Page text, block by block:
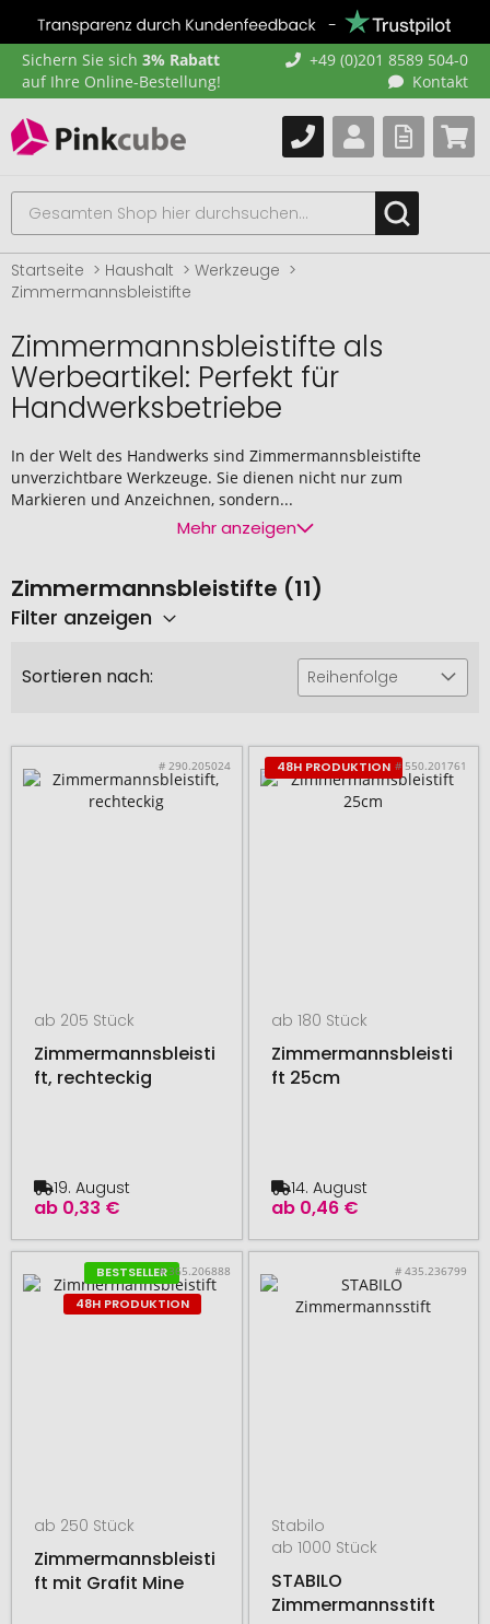
Sichern Sie sich 3% Rabatt
auf Ihre Online-Bestellung!
+49 (0)201 8589 504-0
Kontakt
Startseite Haushalt
Werkzeuge
Zimmermannsbleistifte
Zimmermannsbleistifte als
Werbeartikel: Perfekt für
Handwerksbetriebe
In der Welt des Handwerks sind Zimmermannsbleistifte
unverzichtbare Werkzeuge. Sie dienen nicht nur zum
Markieren und Anzeichnen, sondern...
Mehr anzeigen
Zimmermannsbleistifte (11)
Filter anzeigen
Sortieren nach: Reihenfolge
# 290.205024
ab 205 Stück
Zimmermannsbleisti
ft, rechteckig
ab 0,33 €
19. August
48H PRODUKTION # 550.201761
ab 180 Stück
Zimmermannsbleisti
ft 25cm
ab 0,46 €
14. August
BESTSELLER
48H PRODUKTION
# 365.206888
ab 250 Stück
Zimmermannsbleisti
ft mit Grafit Mine
# 435.236799
Stabilo
ab 1000 Stück
STABILO
Zimmermannsstift